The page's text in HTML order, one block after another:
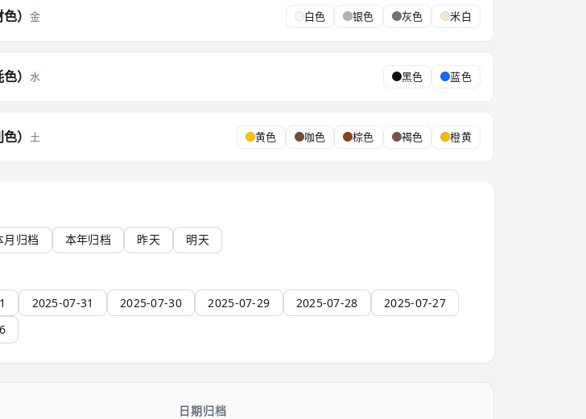
色）金 白色 银色 灰色 米白
） 水 黑色 蓝色
色）土 黄色 咖色 棕色 褐色 橙黄
月归档 本年归档 昨天 明天
2025-07-31 2025-07-30 2025-07-29 2025-07-28
2025-07-27
日期归档